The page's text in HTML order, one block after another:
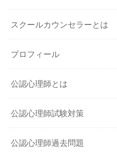
スクールカウンセラーとは
プロフィール
公認心理師とは
公認心理師試験対策
公認心理師過去問題